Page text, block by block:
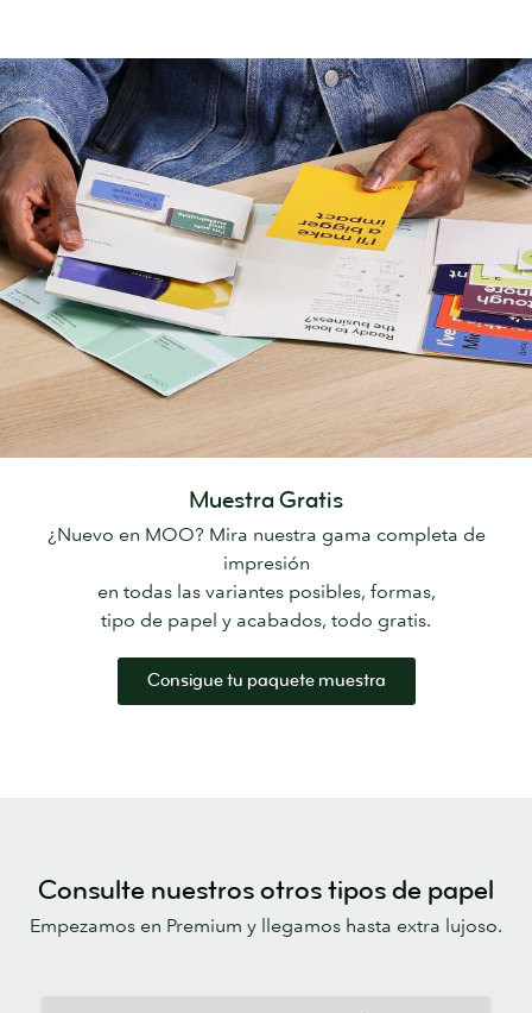
Muestra Gratis
¿Nuevo en MOO? Mira nuestra gama completa de
impresión
en todas las variantes posibles, formas,
tipo de papel y acabados, todo gratis.
Consigue tu paquete muestra
Consulte nuestros otros tipos de papel
Empezamos en Premium y llegamos hasta extra lujoso.